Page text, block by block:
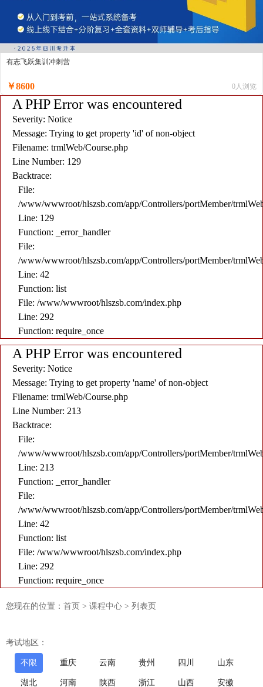
有志飞跃集训冲刺营
￥8600 0人浏览
A PHP Error was encountered
Severity: Notice
Message: Trying to get property 'id' of non-object
Filename: trmlWeb/Course.php
Line Number: 129
Backtrace:
File:
/www/wwwroot/hlszsb.com/app/Controllers/portMember/
Line: 129
Function: _error_handler
File:
/www/wwwroot/hlszsb.com/app/Controllers/portMember/
Line: 42
Function: list
File: /www/wwwroot/hlszsb.com/index.php
Line: 292
Function: require_once
A PHP Error was encountered
Severity: Notice
Message: Trying to get property 'name' of non-object
Filename: trmlWeb/Course.php
Line Number: 213
Backtrace:
File:
/www/wwwroot/hlszsb.com/app/Controllers/portMember/
Line: 213
Function: _error_handler
File:
/www/wwwroot/hlszsb.com/app/Controllers/portMember/
Line: 42
Function: list
File: /www/wwwroot/hlszsb.com/index.php
Line: 292
Function: require_once
您现在的位置： 首页 > 课程中心 > 列表页
考试地区：
不限 重庆 云南 贵州 四川 山东
湖北 河南 陕西 浙江 山西 安徽